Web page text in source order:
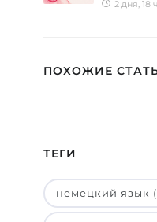
2 дня, 18
ПОХОЖИЕ
ТЕГИ
немецкий язык